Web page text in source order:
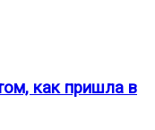
как пришла в